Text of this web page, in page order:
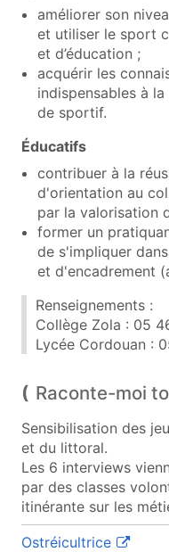
améliorer son
et utiliser le sport
et d’éducation ;
acquérir les
indispensables à
de sportif.
Éducatifs
contribuer à la
d'orientation au
par la valorisation
former un
de s'impliquer
et d'encadrement
Renseignements :
Collège Zola : 05
Lycée Cordouan :
Raconte-moi
Sensibilisation des
et du littoral.
Les 6 interviews
par des classes
itinérante sur les
Ostréicultrice(ouvre